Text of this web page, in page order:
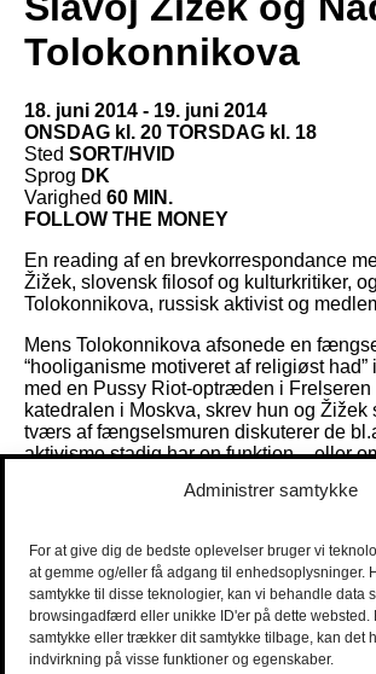
Administrer samtykke
For at give dig de bedste oplevelser bruger vi
at gemme og/eller få adgang til enhedsoplysninger.
samtykke til disse teknologier, kan vi behandle data
browsingadfærd eller unikke ID'er på dette websted.
samtykke eller trækker dit samtykke tilbage, kan det
indvirkning på visse funktioner og egenskaber.
Tolokonnikova
18. juni 2014 - 19. juni 2014
ONSDAG kl . 20 TORSDAG kl . 18
Sted SORT/HVID
Sprog DK
Varighed 60 MIN.
FOLLOW THE MONEY
En reading af en brevkorrespondance
Žižek, slovensk filosof og kulturkritiker,
Tolokonnikova, russisk aktivist og
Mens Tolokonnikova afsonede en
“hooliganisme motiveret af religiøst had”
med en Pussy Riot-optræden i Frelseren
katedralen i Moskva, skrev hun og Žižek
tværs af fængselsmuren diskuterer de
aktivisme stadig har en funktion – eller
menneskerettighedskrænkelser.
personlig styrke det kræver at sidde i
MedvirkendeDANICA CURCIC,
TekstSLAVOJ ŽIŽEK, NADESJA
InstruktørCHRISTIAN LOLLIKEDansk
NIELS IVAR LARSEN